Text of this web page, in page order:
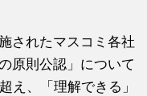
されたマスコミ各社
原則公認」について
え、「理解できる」